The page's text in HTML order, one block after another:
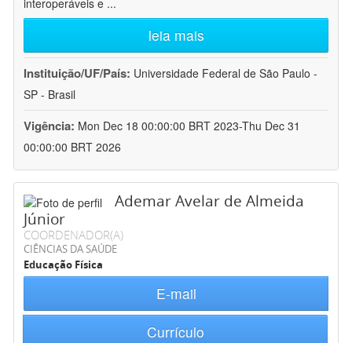
interoperáveis e ...
leia mais
Instituição/UF/País: Universidade Federal de São Paulo -
SP - Brasil
Vigência: Mon Dec 18 00:00:00 BRT 2023-Thu Dec 31
00:00:00 BRT 2026
Ademar Avelar de Almeida
Júnior
COORDENADOR(A)
CIÊNCIAS DA SAÚDE
Educação Física
E-mail
Currículo